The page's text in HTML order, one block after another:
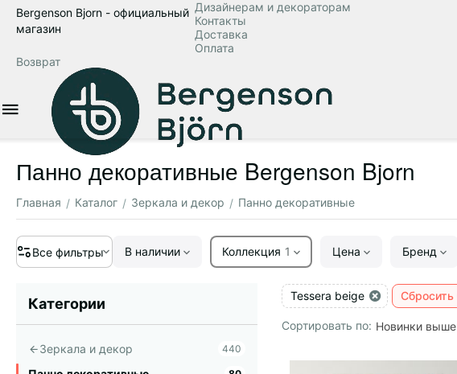
Bergenson Bjorn - официальный
магазин
Дизайнерам и декораторам
Контакты
Доставка
Оплата
Возврат
Панно декоративные Bergenson Bjorn
Главная / Каталог / Зеркала и декор / Панно декоративные
Все фильтры В наличии Коллекция 1 Цена Бренд
Tessera beige Сбросить
Сортировать по: Новинки выше
Категории
Зеркала и декор 440